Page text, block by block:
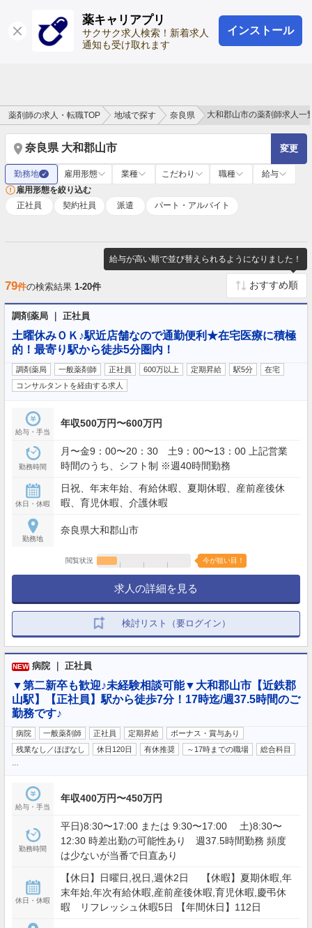
薬キャリアプリ
サクサク求人検索！新着求人
通知も受け取れます
インストール
ログイン 会員登録
薬剤師の求人・転職TOP 地域で探す 奈良県 大和郡山市の薬剤師求人一
奈良県 大和郡山市 変更
勤務地 ✓ 雇用形態 業種 こだわり 職種
給与
雇用形態を絞り込む
正社員
契約社員 派遣 パート・アルバイト
給与が高い順で並び替えられるようになりました！
79件の検索結果 1-20件
調剤薬局 ｜ 正社員
土曜休みＯＫ♪駅近店舗なので通勤便利★在宅医療に積極
的！最寄り駅から徒歩5分圏内！
調剤薬局 一般薬剤師 正社員 600万以上 定期昇給 駅5分
在宅
コンサルタントを経由する求人
給与・手当
年収500万円〜600万円
勤務時間
月〜金9：00〜20：30 土9：00〜13：00 上記営業
時間のうち、シフト制 ※週40時間勤務
休日・休暇
日祝、年末年始、有給休暇、夏期休暇、産前産後休
暇、育児休暇、介護休暇
勤務地
奈良県大和郡山市
閲覧状況 今が狙い目！
求人の詳細を見る
検討リスト（要ログイン）
NEW 病院 ｜ 正社員
▼第二新卒も歓迎♪未経験相談可能▼大和郡山市【近鉄郡
山駅】【正社員】駅から徒歩7分！17時迄/週37.5時間のご
勤務です♪
病院 一般薬剤師 正社員 定期昇給
ボーナス・賞与あり
残業なし／ほぼなし
休日120日 有休推奨 ～17時までの職場 総合科目
給与・手当
年収400万円〜450万円
勤務時間
平日)8:30〜17:00 または 9:30〜17:00 土)8:30〜
12:30 時差出勤の可能性あり 週37.5時間勤務 頻度
は少ないが当番で日直あり
休日・休暇
【休日】日曜日,祝日,週休2日 【休暇】夏期休暇,年
末年始,年次有給休暇,産前産後休暇,育児休暇,慶弔休
暇 リフレッシュ休暇5日 【年間休日】112日